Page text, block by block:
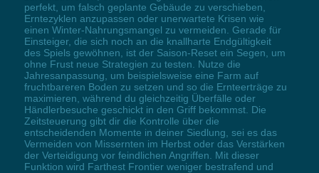
perfekt, um falsch geplante Gebäude zu verschieben,
Erntezyklen anzupassen oder unerwartete Krisen wie
einen Winter-Nahrungsmangel zu vermeiden. Gerade für
Einsteiger, die sich noch an die knallharte Endgültigkeit
des Spiels gewöhnen, ist der Saison-Reset ein Segen, um
ohne Frust neue Strategien zu testen. Nutze die
Jahresanpassung, um beispielsweise eine Farm auf
fruchtbareren Boden zu setzen und so die Ernteerträge zu
maximieren, während du gleichzeitig Überfälle oder
Händlerbesuche geschickt in den Griff bekommst. Die
Zeitsteuerung gibt dir die Kontrolle über die
entscheidenden Momente in deiner Siedlung, sei es das
Vermeiden von Missernten im Herbst oder das Verstärken
der Verteidigung vor feindlichen Angriffen. Mit dieser
Funktion wird Farthest Frontier weniger bestrafend und